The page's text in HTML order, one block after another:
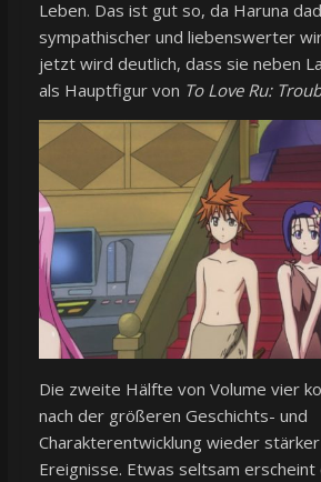
Leben. Das ist gut so, da Haruna
sympathischer und liebenswerter
jetzt wird deutlich, dass sie neben
als Hauptfigur von To Love Ru:
Die zweite Hälfte von Volume vier
nach der größeren Geschichts- und
Charakterentwicklung wieder
Ereignisse. Etwas seltsam erscheint